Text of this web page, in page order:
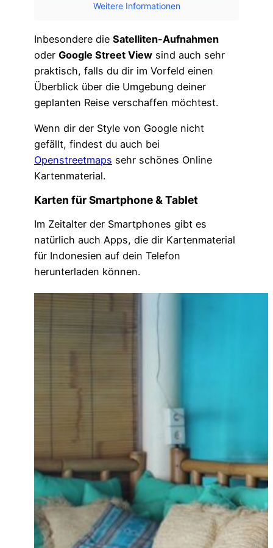
Weitere Informationen
Inbesondere die Satelliten-Aufnahmen
oder Google Street View sind auch sehr
praktisch, falls du dir im Vorfeld einen
Überblick über die Umgebung deiner
geplanten Reise verschaffen möchtest.
Wenn dir der Style von Google nicht
gefällt, findest du auch bei
Openstreetmaps sehr schönes Online
Kartenmaterial.
Karten für Smartphone & Tablet
Im Zeitalter der Smartphones gibt es
natürlich auch Apps, die dir Kartenmaterial
für Indonesien auf dein Telefon
herunterladen können.